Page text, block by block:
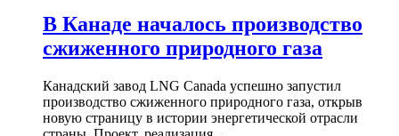
В Канаде началось производство
сжиженного природного газа
Канадский завод LNG Canada успешно запустил
производство сжиженного природного газа, открыв
новую страницу в истории энергетической отрасли